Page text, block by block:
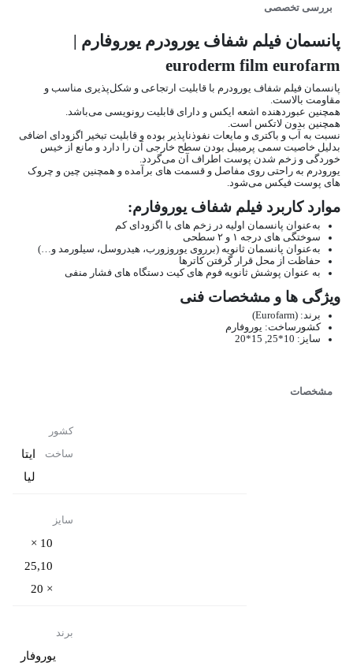
بررسی تخصصی
پانسمان فیلم شفاف یورودرم یوروفارم |
euroderm film eurofarm
پانسمان فیلم شفاف یورودرم با قابلیت ارتجاعی و شکل‌پذیری مناسب و
مقاومت بالاست.
همچنین عبوردهنده اشعه ایکس و دارای قابلیت رونویسی می‌باشد.
همچنین بدون لاتکس است.
نسبت به آب و باکتری و مایعات نفوذناپذیر بوده و قابلیت تبخیر اگزودای اضافی
بدلیل خاصیت سمی پرمیبل بودن سطح خارجی آن را دارد و مانع از خیس
خوردگی و زخم شدن پوست اطراف آن می‌گردد.
یورودرم به‌ راحتی روی مفاصل و قسمت‌ های برآمده و همچنین چین‌ و ‌چروک
های پوست فیکس می‌شود.
موارد کاربرد فیلم شفاف یوروفارم:
به‌عنوان پانسمان اولیه در زخم های با اگزودای کم
سوختگی های درجه ۱ و ۲ سطحی
به‌عنوان پانسمان ثانویه (برروی یوروزورب، هیدروسل، سیلورمد و…)
حفاظت از محل قرار گرفتن کاترها
به‌ عنوان پوشش ثانویه فوم های کیت دستگاه ‌های فشار منفی
ویژگی ها و مشخصات فنی
برند: (Eurofarm)
کشورساخت: یوروفارم
سایز: 10*25, 15*20
مشخصات
کشور
ساخت
ایتا
لیا
سایز
10 ×
25,10
× 20
برند
یوروفار